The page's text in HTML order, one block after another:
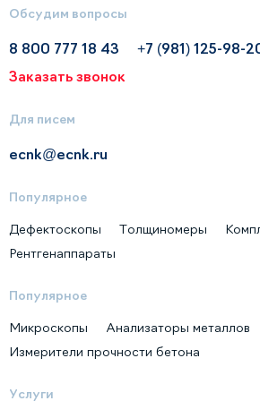
Обсудим вопросы
8 800 777 18 43
+7 (981) 125-98-
Заказать звонок
Для писем
ecnk@ecnk.ru
Популярное
Дефектоскопы Толщиномеры
Рентгенаппараты
Популярное
Микроскопы
Анализаторы металлов
Измерители прочности бетона
Услуги